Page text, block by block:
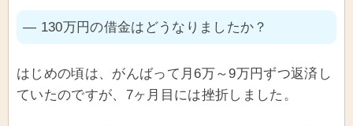
― 130万円の借金はどうなりましたか？
はじめの頃は、がんばって月6万～9万円ずつ返済し
ていたのですが、7ヶ月目には挫折しました。